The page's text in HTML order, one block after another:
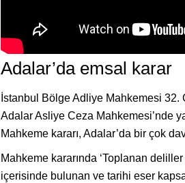
Adalar’da emsal karar
İstanbul Bölge Adliye Mahkemesi 32.
Adalar Asliye Ceza Mahkemesi’nde
Mahkeme kararı, Adalar’da bir çok
Mahkeme kararında ‘Toplanan
içerisinde bulunan ve tarihi eser